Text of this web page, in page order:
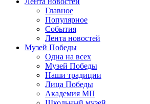
Главное
Популярное
События
Лента новостей
Музей Победы
Одна на всех
Музей Победы
Наши традиции
Лица Победы
Академия МП